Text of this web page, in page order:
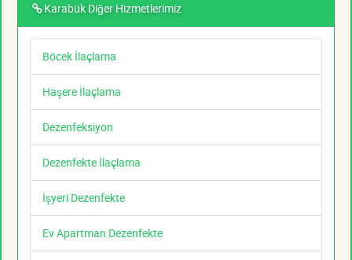
Karabük Diğer Hizmetlerimiz
Böcek İlaçlama
Haşere İlaçlama
Dezenfeksiyon
Dezenfekte İlaçlama
İşyeri Dezenfekte
Ev Apartman Dezenfekte